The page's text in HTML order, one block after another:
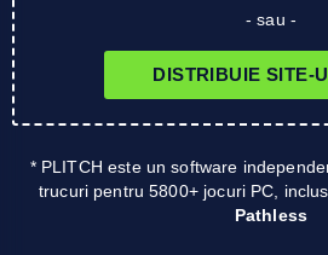
- sau -
DISTRIBUIE SITE-
* PLITCH este un software
trucuri pentru 5800+ jocuri PC,
Pathless